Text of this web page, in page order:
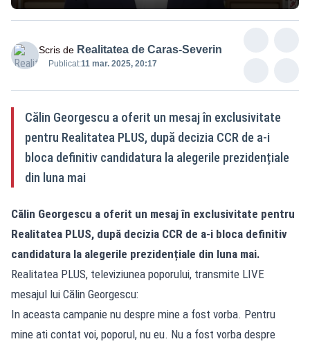
Scris de Realitatea de Caras-Severin
Publicat:11 mar. 2025, 20:17
Călin Georgescu a oferit un mesaj în exclusivitate
pentru Realitatea PLUS, după decizia CCR de a-i
bloca definitiv candidatura la alegerile prezidențiale
din luna mai
Călin Georgescu a oferit un mesaj în exclusivitate pentru
Realitatea PLUS, după decizia CCR de a-i bloca definitiv
candidatura la alegerile prezidențiale din luna mai.
Realitatea PLUS, televiziunea poporului, transmite LIVE
mesajul lui Călin Georgescu:
In aceasta campanie nu despre mine a fost vorba. Pentru
mine ati contat voi, poporul, nu eu. Nu a fost vorba despre